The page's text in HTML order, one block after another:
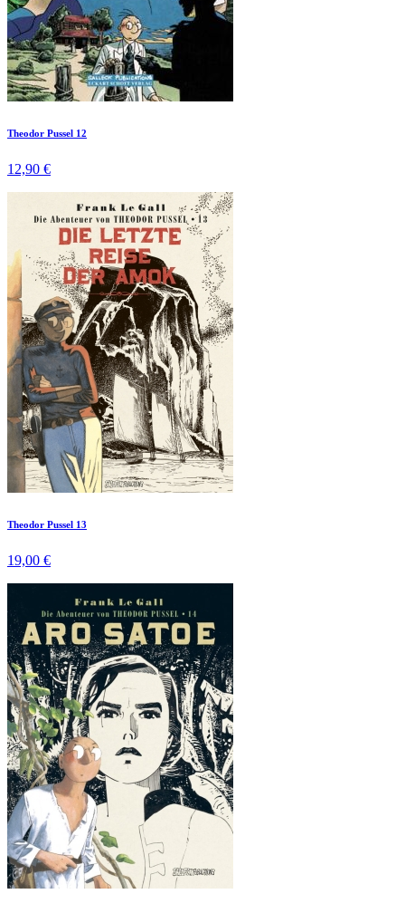
Theodor Pussel 12
12,90 €
Theodor Pussel 13
19,00 €